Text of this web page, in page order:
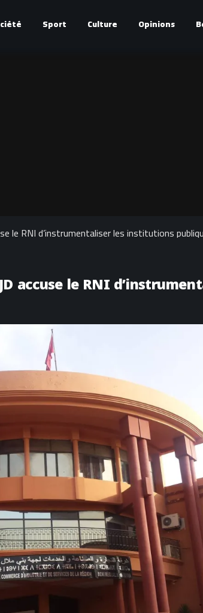
Sport Culture Opinions
le RNI d’instrumentaliser les institutions
accuse le RNI